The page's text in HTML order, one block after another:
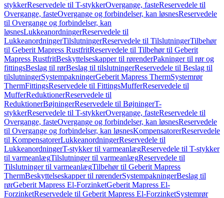
stykkerReservedele til T-stykkerOvergange, fasteReservedele til
Overgange, fasteOvergange og forbindelser, kan løsnesReservedele
til Overgange og forbindelser, kan
løsnesLukkeanordningerReservedele til
LukkeanordningerTilslutningerReservedele til TilslutningerTilbehør
til Geberit Mapress RustfritReservedele til Tilbehør til Geberit
Mapress RustfritBeskyttelseskapper til rørenderPakninger til rør og
fittingsBeslag til rørBeslag til tilslutningerReservedele til Beslag til
tilslutningerSystempakningerGeberit Mapress ThermSystemrør
ThermFittingsReservedele til FittingsMufferReservedele til
MufferReduktionerReservedele til
ReduktionerBøjningerReservedele til BøjningerT-
stykkerReservedele til T-stykkerOvergange, fasteReservedele til
Overgange, fasteOvergange og forbindelser, kan løsnesReservedele
til Overgange og forbindelser, kan løsnesKompensatorerReservedele
til KompensatorerLukkeanordningerReservedele til
LukkeanordningerT-stykker til varmeanlægReservedele til T-stykker
til varmeanlægTilslutninger til varmeanlægReservedele til
Tilslutninger til varmeanlægTilbehør til Geberit Mapress
ThermBeskyttelseskapper til rørenderSystempakningerBeslag til
rørGeberit Mapress El-ForzinketGeberit Mapress El-
ForzinketReservedele til Geberit Mapress El-ForzinketSystemrør